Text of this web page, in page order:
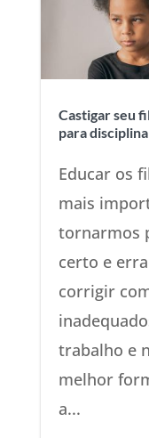
Castigar seu
para
Educar os
mais
tornarmos
certo e
corrigir
trabalho e
melhor
a...